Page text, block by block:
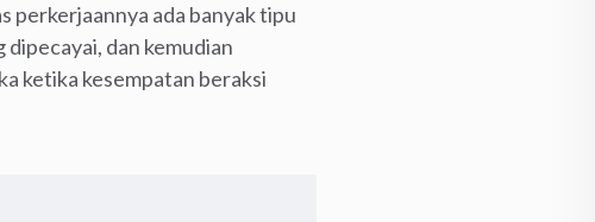
perkerjaannya ada banyak tipu
dan kemudian
ketika kesempatan beraksi